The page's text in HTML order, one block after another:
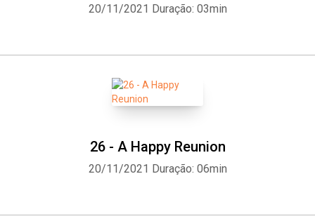
20/11/2021 Duração: 03min
26 - A Happy Reunion
20/11/2021 Duração: 06min